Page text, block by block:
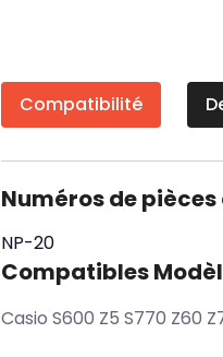
Compatibilité
Numéros de
NP-20
Compatibles
Casio S600 Z5 S770 Z60